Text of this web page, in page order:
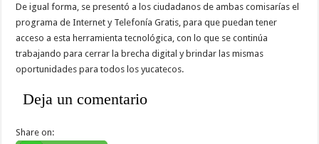
De igual forma, se presentó a los ciudadanos de ambas comisarías el
programa de Internet y Telefonía Gratis, para que puedan tener
acceso a esta herramienta tecnológica, con lo que se continúa
trabajando para cerrar la brecha digital y brindar las mismas
oportunidades para todos los yucatecos.
Deja un comentario
Share on: